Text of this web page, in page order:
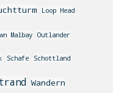
Loop Head
Malbay Outlander
Schafe Schottland
Wandern